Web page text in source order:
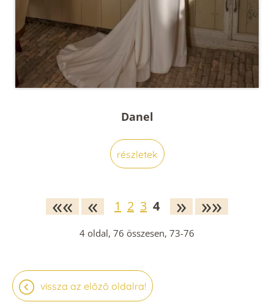
Danel
részletek
«« « 1 2 3 4 » »»
4 oldal, 76 összesen, 73-76
vissza az előző oldalra!